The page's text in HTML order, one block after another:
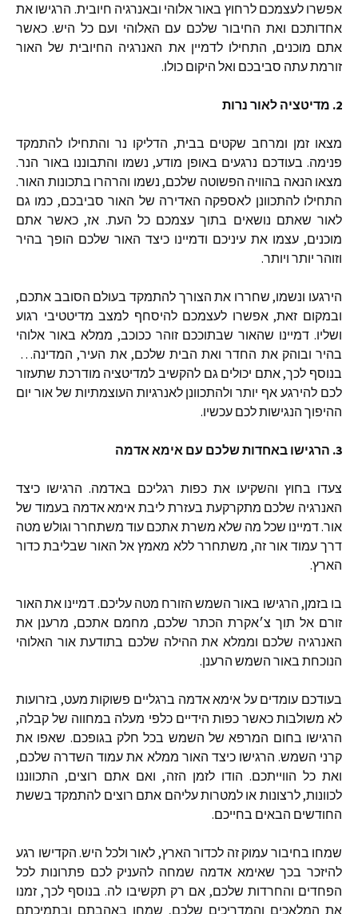
אפשרו לעצמכם לרחוץ באוראלוהי ובאנרגיה חיובית. הרגישו את
אחדותכם ואת החיבור שלכם עם האלוהי ועם כל היש. כאשר
אתם מוכנים, התחילו לדמיין את האנרגיה החיובית של האור
זורמתעתה סביבכם ואל היקום כולו.
2. מדיטציה לאור נרות
מצאו זמן ומרחב שקטים בבית, הדליקו נר והתחילו להתמקד
פנימה. בעודכם נרגעים באופן מודע, נשמו והתבוננו באור הנר.
מצאו הנאה בהוויה הפשוטה שלכם, נשמו והרהרו בתכונות האור.
התחילו להתכוונן לאספקה האדירה של האור סביבכם, כמו גם
לאור שאתם נושאים בתוך עצמכם כל העת. אז, כאשר אתם
מוכנים, עצמו את עיניכם ודמיינו כיצד האור שלכם הופך בהיר
וזוהר יותר ויותר.
הירגעו ונשמו, שחררו את הצורך להתמקד בעולם הסובב אתכם,
ובמקום זאת,אפשרו לעצמכם להיסחף למצב מדיטטיבי רגוע
ושליו. דמיינו שהאור שבתוככם זוהר ככוכב, ממלא באור אלוהי
בהיר ובוהק את החדר ואת הבית שלכם,את העיר, המדינה…
בנוסף לכך,אתם יכולים גם להקשיב למדיטציה מודרכת שתעזור
לכם להירגע אף יותר ולהתכוונן לאנרגיות העוצמתיות של אור יום
ההיפוך הנגישותלכם עכשיו.
3. הרגישו באחדותשלכם עם אימא אדמה
צעדו בחוץ והשקיעו את כפות רגליכם באדמה. הרגישו כיצד
האנרגיה שלכם מתקרקעת בעזרת ליבת אימאאדמה בעמוד של
אור.דמיינו שכל מה שלא משרת אתכם עוד משתחרר וגולש מטה
דרך עמוד אור זה, משתחרר ללא מאמץ אל האור שבליבת כדור
הארץ.
בו בזמן, הרגישו באור השמש הזורח מטה עליכם. דמיינו את האור
זורם אל תוך צ׳אקרת הכתר שלכם, מחמם אתכם, מרענן את
האנרגיה שלכם וממלא את ההילה שלכם בתודעת אור האלוהי
הנוכחת באור השמש הרענן.
בעודכם עומדים על אימאאדמה ברגליים פשוקות מעט, בזרועות
לא משולבות כאשר כפות הידיים כלפי מעלה במחווה של קבלה,
הרגישו בחום המרפא של השמש בכל חלק בגופכם. שאפו את
קרני השמש. הרגישו כיצד האור ממלא את עמוד השדרה שלכם,
ואת כל הווייתכם. הודו לזמן הזה, ואם אתם רוצים, התכווננו
לכוונות,לרצונות או למטרותעליהם אתם רוצים להתמקד בששת
החודשים הבאים בחייכם.
שמחו בחיבור עמוק זה לכדור הארץ, לאור ולכל היש. הקדישו רגע
להיזכר בכך שאימא אדמה שמחה להעניק לכם פתרונות לכל
הפחדים והחרדות שלכם,אם רק תקשיבו לה. בנוסף לכך, זמנו
את המלאכים והמדריכים שלכם, שמחו באהבתם ובתמיכתם